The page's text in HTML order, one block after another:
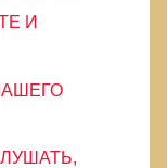
И